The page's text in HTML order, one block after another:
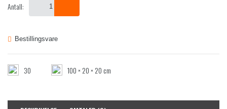
Antall:
Bestillingsvare
30 100 × 20 × 20 cm